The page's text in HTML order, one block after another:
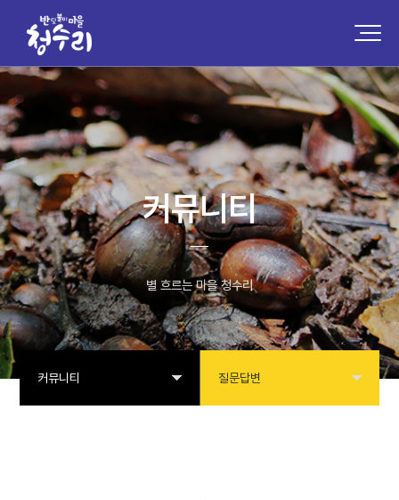
커뮤니티
별 흐르는 마을 청수리
커뮤니티 질문답변